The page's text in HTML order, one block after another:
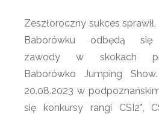
Zeszłoroczny sukces
Baborówku odbędą się
zawody w skokach
Baborówko Jumping
20.08.2023 w
się konkursy rangi CSI2*,